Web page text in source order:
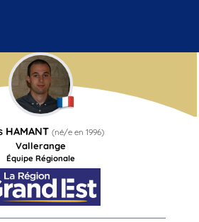
HAMANT (né/e en 1996)
Vallerange
Équipe Régionale